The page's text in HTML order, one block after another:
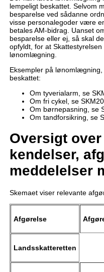
lempeligt beskattet. Selvom
besparelse ved sådanne
visse personalegoder være
betales AM-bidrag. Uanset
besparelse eller ej, så skal
opfyldt, for at
lønomlægning.
Eksempler på
beskattet:
Om tyverialarm, se
Om fri cykel, se
Om børnepasning, se
Om tandforsikring, se
Oversigt
kendelser,
meddelelser
Skemaet viser relevante
Afgørelse
Landsskatteretten